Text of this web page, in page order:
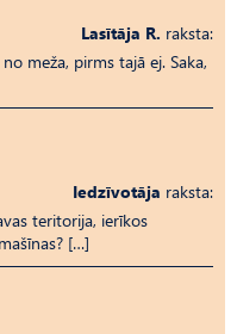
Lasītāja R. raksta:
meža, pirms tajā ej. Saka,
Iedzīvotāja raksta:
teritorija, ierīkos
[…]